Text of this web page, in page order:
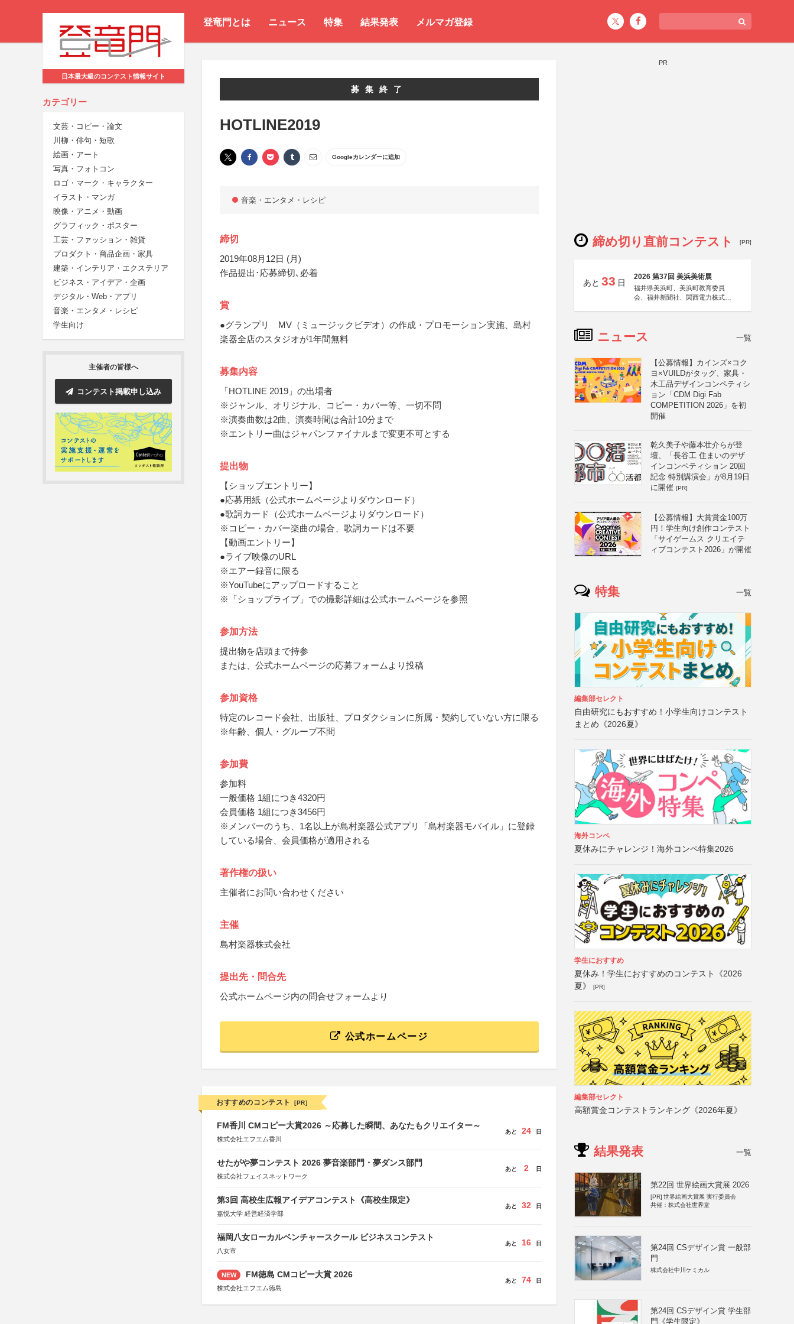
登竜門とは ニュース 特集 結果発表 メルマガ登録
日本最大級のコンテスト情報サイト
カテゴリー
文芸・コピー・論文
川柳・俳句・短歌
絵画・アート
写真・フォトコン
ロゴ・マーク・キャラクター
イラスト・マンガ
映像・アニメ・動画
グラフィック・ポスター
工芸・ファッション・雑貨
プロダクト・商品企画・家具
建築・インテリア・エクステリア
ビジネス・アイデア・企画
デジタル・Web・アプリ
音楽・エンタメ・レシピ
学生向け
主催者の皆様へ
コンテスト掲載申し込み
募集終了
HOTLINE2019
Googleカレンダーに追加
音楽・エンタメ・レシピ
締切
2019年08月12日 (月)
作品提出･応募締切､必着
賞
●グランプリ MV（ミュージックビデオ）の作成・プロモーション実施、島村
楽器全店のスタジオが1年間無料
募集内容
「HOTLINE 2019」の出場者
※ジャンル、オリジナル、コピー・カバー等、一切不問
※演奏曲数は2曲、演奏時間は合計10分まで
※エントリー曲はジャパンファイナルまで変更不可とする
提出物
【ショップエントリー】
●応募用紙（公式ホームページよりダウンロード）
●歌詞カード（公式ホームページよりダウンロード）
※コピー・カバー楽曲の場合、歌詞カードは不要
【動画エントリー】
●ライブ映像のURL
※エアー録音に限る
※YouTubeにアップロードすること
※「ショップライブ」での撮影詳細は公式ホームページを参照
参加方法
提出物を店頭まで持参
または、公式ホームページの応募フォームより投稿
参加資格
特定のレコード会社、出版社、プロダクションに所属・契約していない方に限る
※年齢、個人・グループ不問
参加費
参加料
一般価格 1組につき4320円
会員価格 1組につき3456円
※メンバーのうち、1名以上が島村楽器公式アプリ「島村楽器モバイル」に登録
している場合、会員価格が適用される
著作権の扱い
主催者にお問い合わせください
主催
島村楽器株式会社
提出先・問合先
公式ホームページ内の問合せフォームより
公式ホームページ
おすすめのコンテスト [PR]
FM香川 CMコピー大賞2026 ～応募した瞬間、あなたもクリエイター～
株式会社エフエム香川
あと 24 日
せたがや夢コンテスト 2026 夢音楽部門・夢ダンス部門
株式会社フェイスネットワーク
あと 2 日
第3回 高校生広報アイデアコンテスト《高校生限定》
嘉悦大学 経営経済学部
あと 32 日
福岡八女ローカルベンチャースクール ビジネスコンテスト
八女市
あと 16 日
NEW FM徳島 CMコピー大賞 2026
株式会社エフエム徳島
あと 74 日
PR
締め切り直前コンテスト [PR]
あと 33 日
2026 第37回 美浜美術展
福井県美浜町、美浜町教育委員
会、福井新聞社、関西電力株式会
ニュース 一覧
【公募情報】カインズ×コク
ヨ×VUILDがタッグ、家具・
木工品デザインコンペティシ
ョン「CDM Digi Fab
COMPETITION 2026」を初
開催
乾久美子や藤本壮介らが登
壇、「長谷工 住まいのデザ
インコンペティション 20回
記念 特別講演会」が8月19日
に開催 [PR]
【公募情報】大賞賞金100万
円！学生向け創作コンテスト
「サイゲームス クリエイテ
ィブコンテスト2026」が開催
特集 一覧
編集部セレクト
自由研究にもおすすめ！小学生向けコンテスト
まとめ《2026夏》
海外コンペ
夏休みにチャレンジ！海外コンペ特集2026
学生におすすめ
夏休み！学生におすすめのコンテスト《2026
夏》
[PR]
編集部セレクト
高額賞金コンテストランキング《2026年夏》
結果発表 一覧
第22回 世界絵画大賞展 2026
[PR] 世界絵画大賞展 実行委員会
共催：株式会社世界堂
第24回 CSデザイン賞 一般部
門
株式会社中川ケミカル
第24回 CSデザイン賞 学生部
門《学生限定》